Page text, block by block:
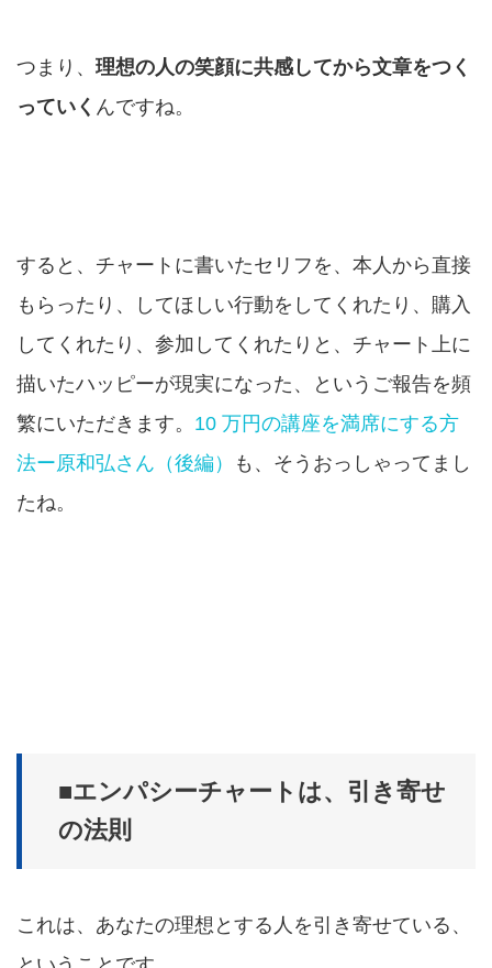
つまり、 理想の人の笑顔に共感してから文章をつく
っていく んですね。
すると、チャートに書いたセリフを、本人から直接
もらったり、してほしい行動をしてくれたり、購入
してくれたり、参加してくれたりと、チャート上に
描いたハッピーが現実になった、というご報告を頻
繁にいただきます。 10 万円の講座を満席にする方
法ー原和弘さん（後編）
も、そうおっしゃってまし
たね。
■エンパシーチャートは、引き寄せ
の法則
これは、あなたの理想とする人を引き寄せている、